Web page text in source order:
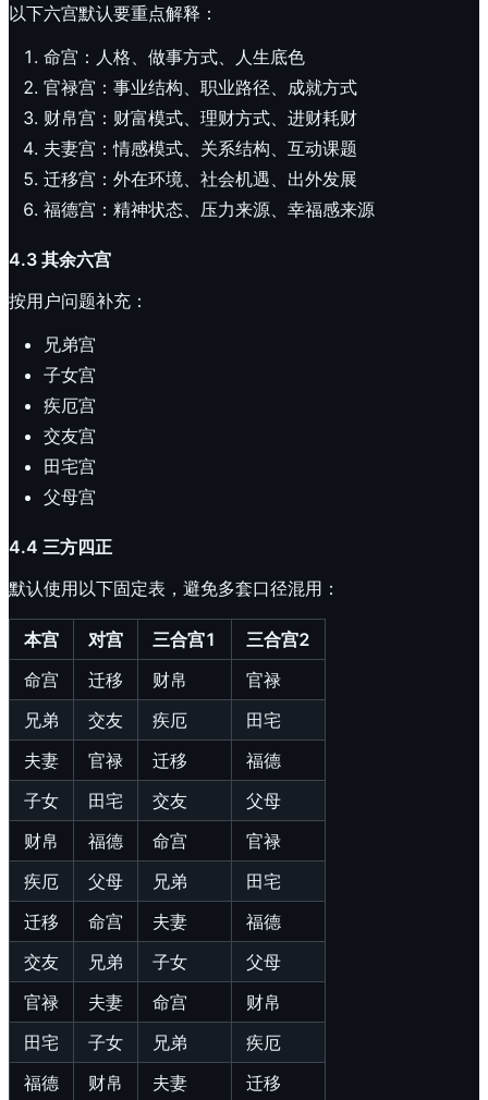
以下六宫默认要重点解释：
命宫：人格、做事方式、人生底色
官禄宫：事业结构、职业路径、成就方式
财帛宫：财富模式、理财方式、进财耗财
夫妻宫：情感模式、关系结构、互动课题
迁移宫：外在环境、社会机遇、出外发展
福德宫：精神状态、压力来源、幸福感来源
4.3 其余六宫
按用户问题补充：
兄弟宫
子女宫
疾厄宫
交友宫
田宅宫
父母宫
4.4 三方四正
默认使用以下固定表，避免多套口径混用：
本宫 对宫 三合宫1
三合宫2
命宫
迁移 财帛
官禄
兄弟
交友 疾厄
田宅
夫妻
官禄 迁移
福德
子女
田宅 交友
父母
财帛
福德 命宫
官禄
疾厄
父母 兄弟
田宅
迁移
命宫 夫妻
福德
交友
兄弟 子女
父母
官禄
夫妻 命宫
财帛
田宅
子女 兄弟
疾厄
福德
财帛 夫妻 迁移